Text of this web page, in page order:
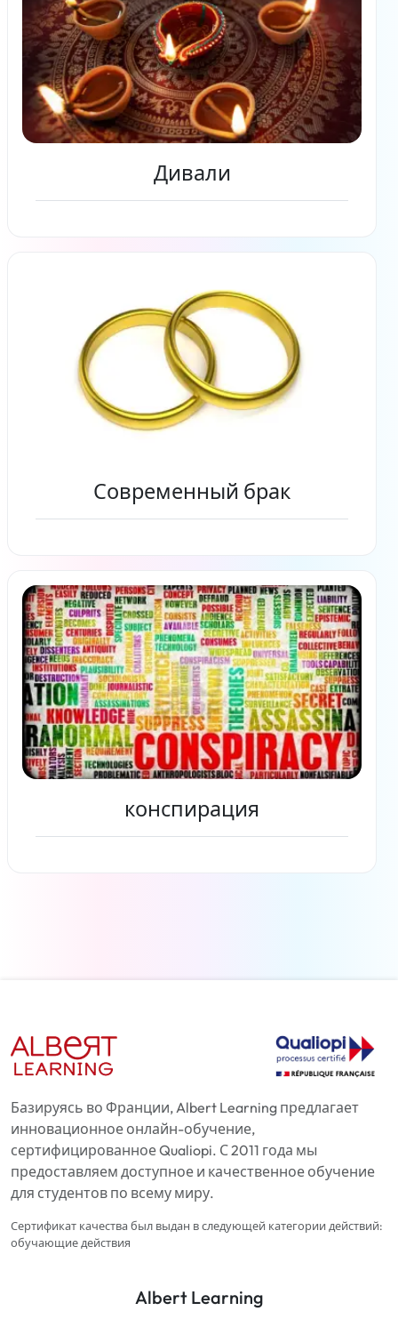
Дивали
Современный брак
Читать дальше
конспирация
Базируясь во Франции, Albert Learning предлагает
инновационное онлайн-обучение,
сертифицированное Qualiopi. С 2011 года мы
предоставляем доступное и качественное обучение
для студентов по всему миру.
Сертификат качества был выдан в следующей категории действий:
обучающие действия
Albert Learning